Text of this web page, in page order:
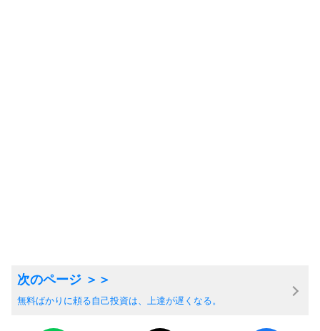
無料ばかりに頼る自己投資は、上達が遅くなる。